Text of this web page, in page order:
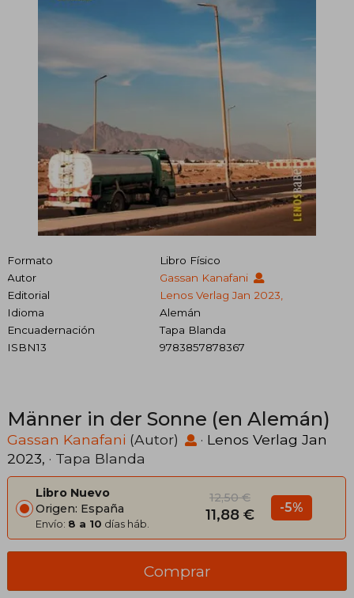
Formato
Libro Físico
Autor
Gassan Kanafani
Editorial
Lenos Verlag Jan 2023,
Idioma
Alemán
Encuadernación
Tapa Blanda
ISBN13
9783857878367
Männer in der Sonne (en Alemán)
Gassan Kanafani (Autor) · Lenos Verlag Jan
2023, · Tapa Blanda
Libro Nuevo
Origen: España
Envío: 8 a 10 días háb.
12,50 €
11,88 € -5%
Comprar